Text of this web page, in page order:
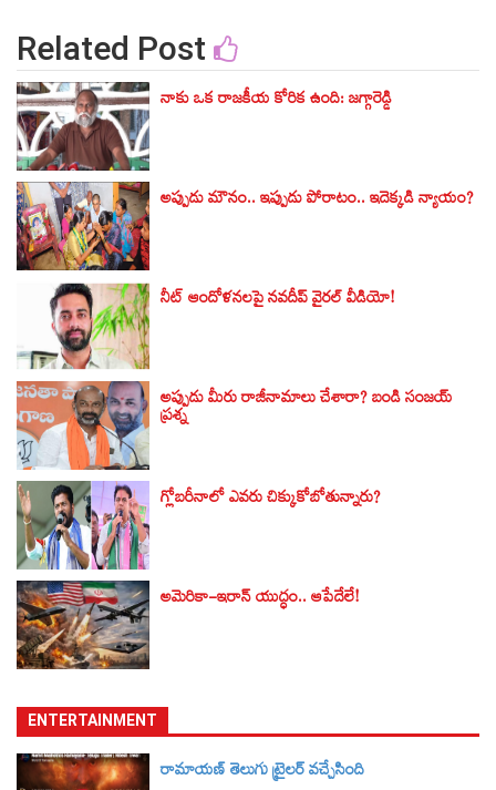
Related Post
నాకు ఒక రాజకీయ కోరిక ఉంది: జగ్గారెడ్డి
అప్పుడు మౌనం.. ఇప్పుడు పోరాటం.. ఇదెక్కడి న్యాయం?
నీట్ ఆందోళనలపై నవదీప్ వైరల్ వీడియో!
అప్పుడు మీరు రాజీనామాలు చేశారా? బండి సంజయ్‌
ప్రశ్న
గ్లోబరీనాలో ఎవరు చిక్కుకోబోతున్నారు?
అమెరికా-ఇరాన్ యుద్ధం.. ఆపేదేలే!
ENTERTAINMENT
రామాయణ్ తెలుగు ట్రైలర్‌ వచ్చేసింది